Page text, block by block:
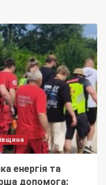
енергія та
допомога: